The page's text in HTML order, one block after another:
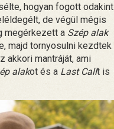
hogyan fogott odakint
de végül mégis
megérkezett a Szép alak
majd tornyosulni kezdtek
akkori mantráját, ami
alakot és a Last Callt is